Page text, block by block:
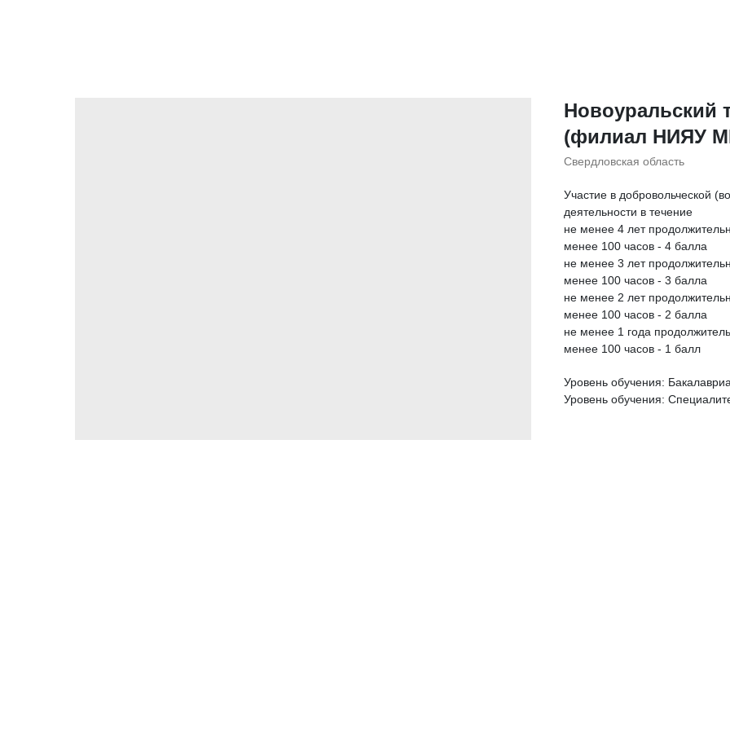
Новоуральский
(филиал НИЯУ
Свердловская область
Участие в добровольческой
деятельности в течение
не менее 4 лет
менее 100 часов - 4 балла
не менее 3 лет
менее 100 часов - 3 балла
не менее 2 лет
менее 100 часов - 2 балла
не менее 1 года
менее 100 часов - 1 балл
Уровень обучения:
Уровень обучения: